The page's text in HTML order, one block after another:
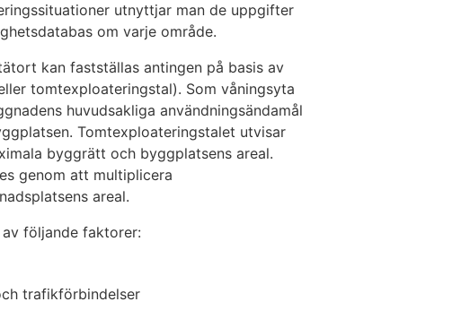
utnyttjar man de uppgifter
om varje område.
kan fastställas antingen på basis av
tomtexploateringstal). Som våningsyta
huvudsakliga användningsändamål
Tomtexploateringstalet utvisar
byggrätt och byggplatsens areal.
genom att multiplicera
areal.
följande faktorer:
trafikförbindelser